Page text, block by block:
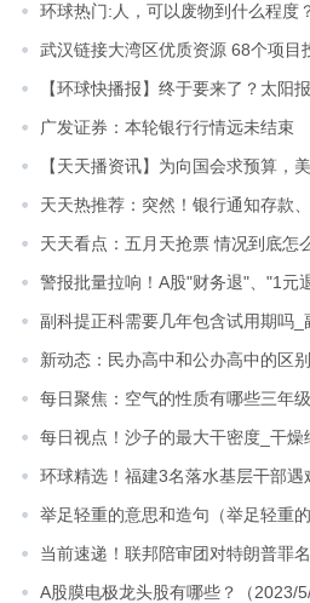
环球热门:人，可以废物到什么程度
武汉链接大湾区优质资源 68个项目
广发证券：本轮银行行情远未结束
【天天播资讯】为向国会求预算，
天天看点：五月天抢票 情况到底怎
每日聚焦：空气的性质有哪些三年
每日视点！沙子的最大干密度_干燥
环球精选！福建3名落水基层干部遇
举足轻重的意思和造句（举足轻重的
A股膜电极龙头股有哪些？（2023/